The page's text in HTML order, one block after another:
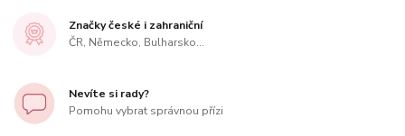
Značky české i zahraniční
ČR, Německo, Bulharsko...
Nevíte si rady?
Pomohu vybrat správnou přízi